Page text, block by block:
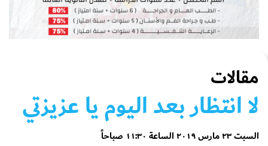
مقالات
لا انتظار بعد اليوم يا عزيزتي
السبت ٢٣ مارس ٢٠١٩ الساعة ١١:٣٠ صباحاً